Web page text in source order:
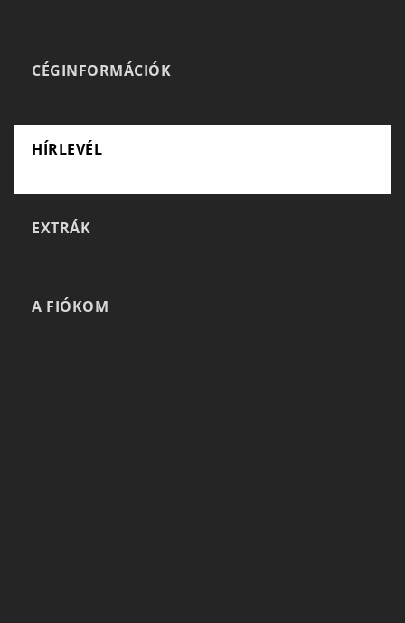
CÉGINFORMÁCIÓK
HÍRLEVÉL
EXTRÁK
A FIÓKOM